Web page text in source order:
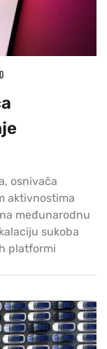
0
osnivača
aktivnostima
međunarodnu
sukoba
platformi